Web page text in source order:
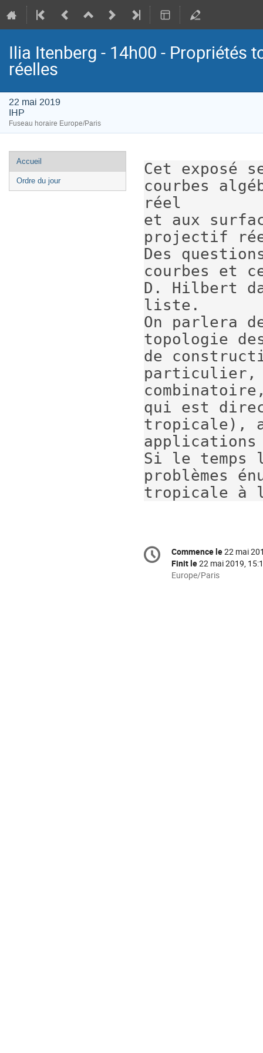
Ilia Itenberg - 14h00 - Propriétés
réelles
22 mai 2019
IHP
Fuseau horaire Europe/Paris
Menu
de
l'événement
Accueil
Ordre du jour
Cet exposé
courbes
réel
et aux
projectif
Des
courbes et
D. Hilbert
liste.
On parlera
topologie
de
particulier,
qui est
tropicale),
applications
Si le temps
problèmes
tropicale à
Information
de
Date/Heure
Commence le22 mai
Finit le22 mai 2019,
Toutes
Europe/Paris